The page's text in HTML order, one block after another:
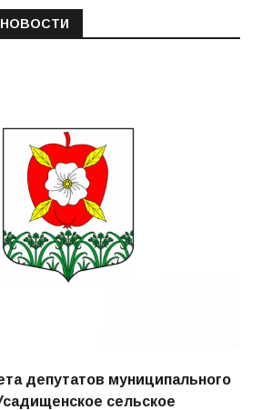
депутатов муниципального
сельское